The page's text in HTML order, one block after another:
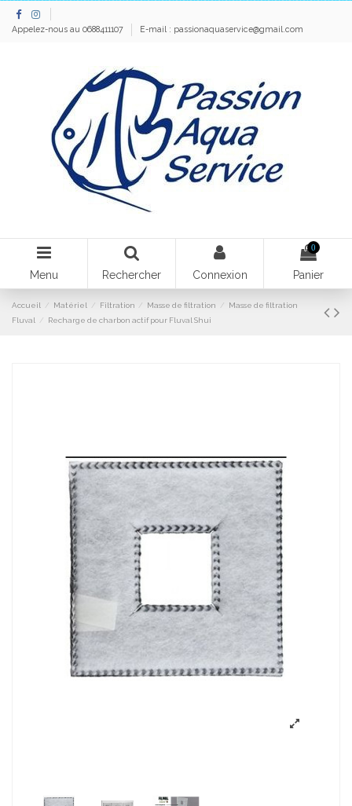
Appelez-nous au 0688411107 E-mail : passionaquaservice@gmail.com
Menu Rechercher Connexion
0
Panier
Accueil Matériel Filtration Masse de filtration
Masse de filtration
Fluval
Recharge de charbon actif pour Fluval Shui